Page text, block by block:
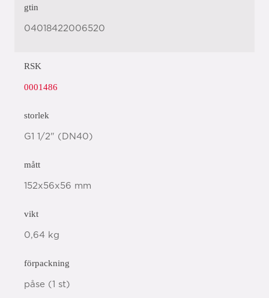
gtin
04018422006520
RSK
0001486
storlek
G1 1/2" (DN40)
mått
152x56x56 mm
vikt
0,64 kg
förpackning
påse (1 st)